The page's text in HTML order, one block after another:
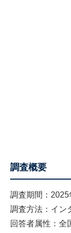
調査概要
調査期間：2025
調査方法：イン
回答者属性：全